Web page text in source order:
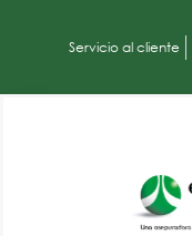
Servicio al cliente